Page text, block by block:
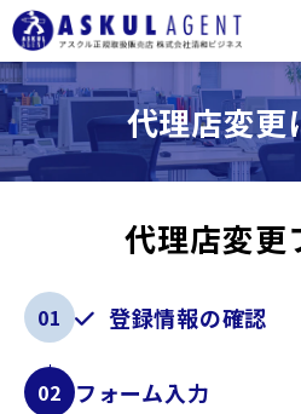
アスクルのサービス
累積購入割引（旧ソロエルアリーナ
清和ビジネスの導入・運用サポート
アスクルの商品
導入事例
代理店変更
代理店変更
01 登録情報の確認
02 フォーム入力